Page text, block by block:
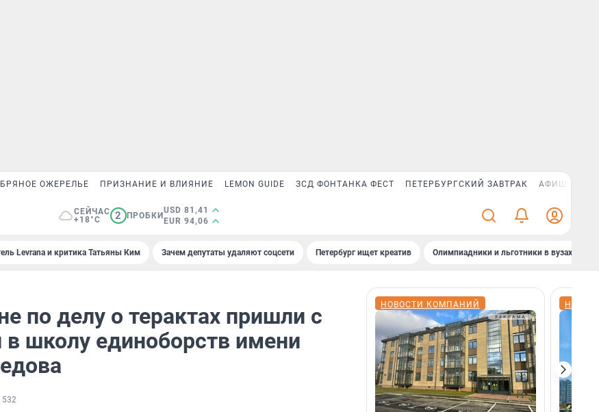
ОЖЕРЕЛЬЕ ПРИЗНАНИЕ И ВЛИЯНИЕ LEMON GUIDE ЗСД ФОНТАНКА ФЕСТ ПЕТЕРБУРГСКИЙ ЗАВТРАК АФИША PLUS
СЕЙЧАС
+18°C
2 ПРОБКИ
USD 81,41
EUR 94,06
Levrana и критика Татьяны Ким Зачем депутаты удаляют соцсети Петербург ищет креатив Олимпиадники и льготники в вузах СПб
по делу о терактах пришли с
школу единоборств имени
532
НОВОСТИ КОМПАНИЙ